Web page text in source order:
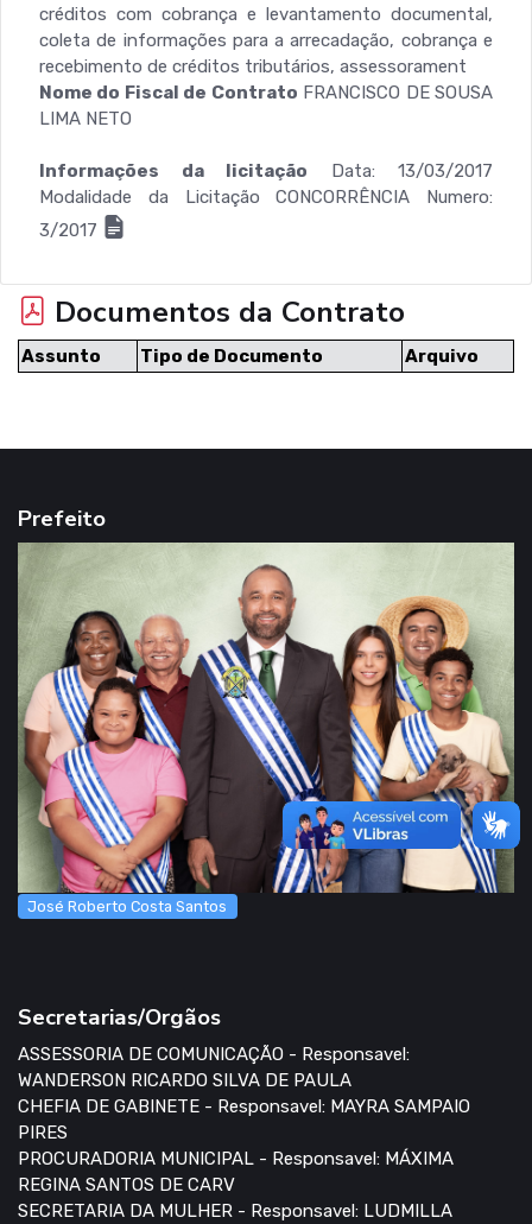
créditos com cobrança e levantamento documental,
coleta de informações para a arrecadação, cobrança e
recebimento de créditos tributários, assessorament
Nome do Fiscal de Contrato FRANCISCO DE SOUSA
LIMA NETO
Informações da licitação Data: 13/03/2017
Modalidade da Licitação CONCORRÊNCIA Numero:
3/2017
Documentos da Contrato
Assunto Tipo de Documento Arquivo
Prefeito
José Roberto Costa Santos
Secretarias/Orgãos
ASSESSORIA DE COMUNICAÇÃO - Responsavel:
WANDERSON RICARDO SILVA DE PAULA
CHEFIA DE GABINETE - Responsavel: MAYRA SAMPAIO
PIRES
PROCURADORIA MUNICIPAL - Responsavel: MÁXIMA
REGINA SANTOS DE CARV
SECRETARIA DA MULHER - Responsavel: LUDMILLA